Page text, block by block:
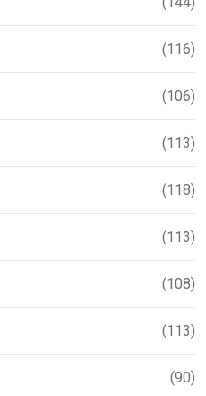
(116)
(106)
(113)
(118)
(113)
(108)
(113)
(90)